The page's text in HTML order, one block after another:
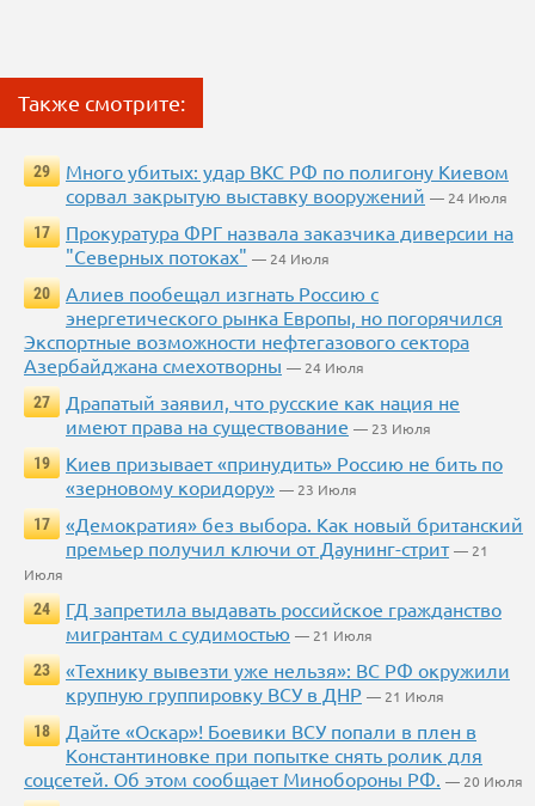
Также смотрите:
29
Много убитых: удар ВКС РФ по полигону Киевом
сорвал закрытую выставку вооружений — 24 Июля
17
Прокуратура ФРГ назвала заказчика диверсии на
"Северных потоках" — 24 Июля
20
Алиев пообещал изгнать Россию с
энергетического рынка Европы, но погорячился
Экспортные возможности нефтегазового сектора
Азербайджана смехотворны — 24 Июля
27
Драпатый заявил, что русские как нация не
имеют права на существование — 23 Июля
19
Киев призывает «принудить» Россию не бить по
«зерновому коридору» — 23 Июля
17
«Демократия» без выбора. Как новый британский
премьер получил ключи от Даунинг-стрит — 21
Июля
24
ГД запретила выдавать российское гражданство
мигрантам с судимостью — 21 Июля
23
«Технику вывезти уже нельзя»: ВС РФ окружили
крупную группировку ВСУ в ДНР — 21 Июля
18
Дайте «Оскар»! Боевики ВСУ попали в плен в
Константиновке при попытке снять ролик для
соцсетей. Об этом сообщает Минобороны РФ. — 20 Июля